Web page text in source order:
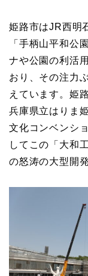
姫路市はJR西明
「手柄山平和公
ナや公園の利活
おり、その注力
えています。姫
兵庫県立はりま
文化コンベンシ
してこの「大和
の怒涛の大型開